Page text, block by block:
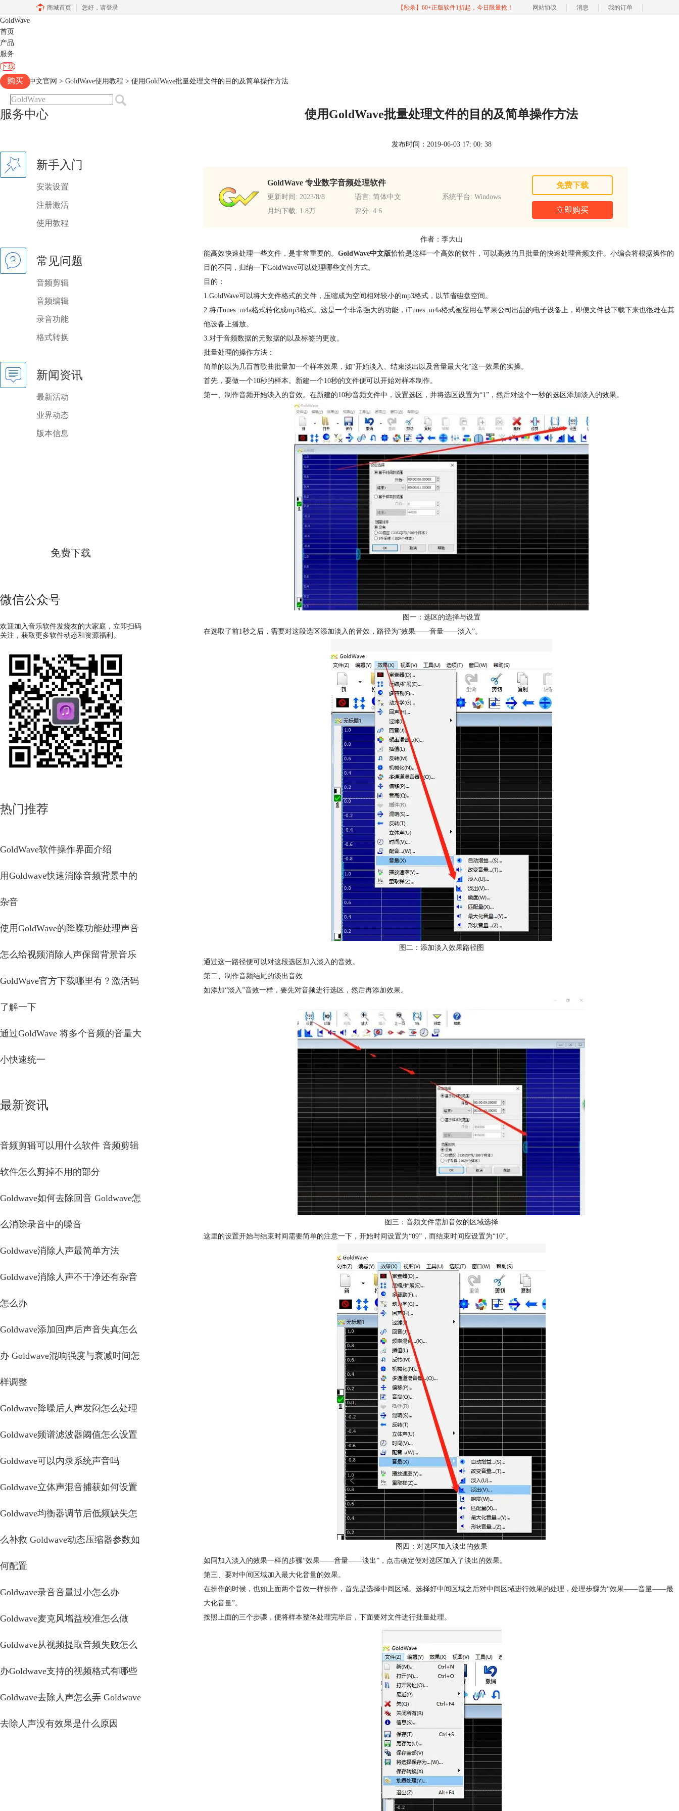
商城首页 您好， 请登录 【秒杀】60+正版软件1折起，今日限量抢！ 网站协议 消息 我的订单
GoldWave
首页
产品
服务
下载
购买
Goldwave中文官网 > GoldWave使用教程 > 使用GoldWave批量处理文件的目的及简单操作方法
服务中心
新手入门
安装设置
注册激活
使用教程
常见问题
音频剪辑
音频编辑
录音功能
格式转换
新闻资讯
最新活动
业界动态
版本信息
免费下载
微信公众号
欢迎加入音乐软件发烧友的大家庭，立即扫码
关注，获取更多软件动态和资源福利。
热门推荐
GoldWave软件操作界面介绍
用Goldwave快速消除音频背景中的
杂音
使用GoldWave的降噪功能处理声音
怎么给视频消除人声保留背景音乐
GoldWave官方下载哪里有？激活码
了解一下
通过GoldWave 将多个音频的音量大
小快速统一
最新资讯
音频剪辑可以用什么软件 音频剪辑
软件怎么剪掉不用的部分
Goldwave如何去除回音 Goldwave怎
么消除录音中的噪音
Goldwave消除人声最简单方法
Goldwave消除人声不干净还有杂音
怎么办
Goldwave添加回声后声音失真怎么
办 Goldwave混响强度与衰减时间怎
样调整
Goldwave降噪后人声发闷怎么处理
Goldwave频谱滤波器阈值怎么设置
Goldwave可以内录系统声音吗
Goldwave立体声混音捕获如何设置
Goldwave均衡器调节后低频缺失怎
么补救 Goldwave动态压缩器参数如
何配置
Goldwave录音音量过小怎么办
Goldwave麦克风增益校准怎么做
Goldwave从视频提取音频失败怎么
办Goldwave支持的视频格式有哪些
Goldwave去除人声怎么弄 Goldwave
去除人声没有效果是什么原因
使用GoldWave批量处理文件的目的及简单操作方法
发布时间：2019-06-03 17: 00: 38
GoldWave 专业数字音频处理软件
更新时间: 2023/8/8 语言: 简体中文
系统平台: Windows
月均下载: 1.8万
评分: 4.6
免费下载
立即购买
作者：李大山
能高效快速处理一些文件，是非常重要的。GoldWave中文版恰恰是这样一个高效的软件，可以高效的且批量的快速处理音频文件。小编会将根据操作的
目的不同，归纳一下GoldWave可以处理哪些文件方式。
目的：
1.GoldWave可以将大文件格式的文件，压缩成为空间相对较小的mp3格式，以节省磁盘空间。
2.将iTunes .m4a格式转化成mp3格式。这是一个非常强大的功能，iTunes .m4a格式被应用在苹果公司出品的电子设备上，即便文件被下载下来也很难在其
他设备上播放。
3.对于音频数据的元数据的以及标签的更改。
批量处理的操作方法：
简单的以为几百首歌曲批量加一个样本效果，如“开始淡入、结束淡出以及音量最大化”这一效果的实操。
首先，要做一个10秒的样本。新建一个10秒的文件便可以开始对样本制作。
第一、制作音频开始淡入的音效。在新建的10秒音频文件中，设置选区，并将选区设置为“1”，然后对这个一秒的选区添加淡入的效果。
图一：选区的选择与设置
在选取了前1秒之后，需要对这段选区添加淡入的音效，路径为“效果——音量——淡入”。
图二：添加淡入效果路径图
通过这一路径便可以对这段选区加入淡入的音效。
第二、制作音频结尾的淡出音效
如添加“淡入”音效一样，要先对音频进行选区，然后再添加效果。
图三：音频文件需加音效的区域选择
这里的设置开始与结束时间需要简单的注意一下，开始时间设置为“09”，而结束时间应设置为“10”。
图四：对选区加入淡出的效果
如同加入淡入的效果一样的步骤“效果——音量——淡出”，点击确定便对选区加入了淡出的效果。
第三、要对中间区域加入最大化音量的效果。
在操作的时候，也如上面两个音效一样操作，首先是选择中间区域。选择好中间区域之后对中间区域进行效果的处理，处理步骤为“效果——音量——最
大化音量”。
按照上面的三个步骤，便将样本整体处理完毕后，下面要对文件进行批量处理。